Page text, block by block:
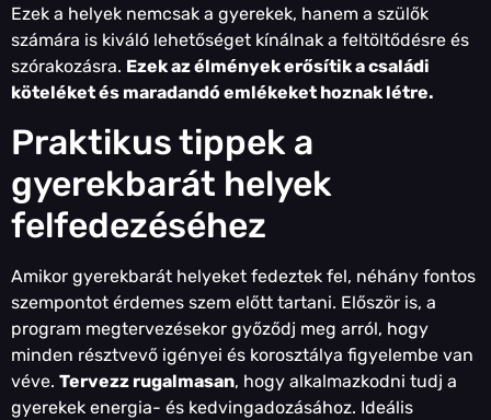
Ezek a helyek nemcsak a gyerekek, hanem a szülők
számára is kiváló lehetőséget kínálnak a feltöltődésre és
szórakozásra. Ezek az élmények erősítik a családi
köteléket és maradandó emlékeket hoznak létre.
Praktikus tippek a
gyerekbarát helyek
felfedezéséhez
Amikor gyerekbarát helyeket fedeztek fel, néhány fontos
szempontot érdemes szem előtt tartani. Először is, a
program megtervezésekor győződj meg arról, hogy
minden résztvevő igényei és korosztálya figyelembe van
véve. Tervezz rugalmasan, hogy alkalmazkodni tudj a
gyerekek energia- és kedvingadozásához. Ideális